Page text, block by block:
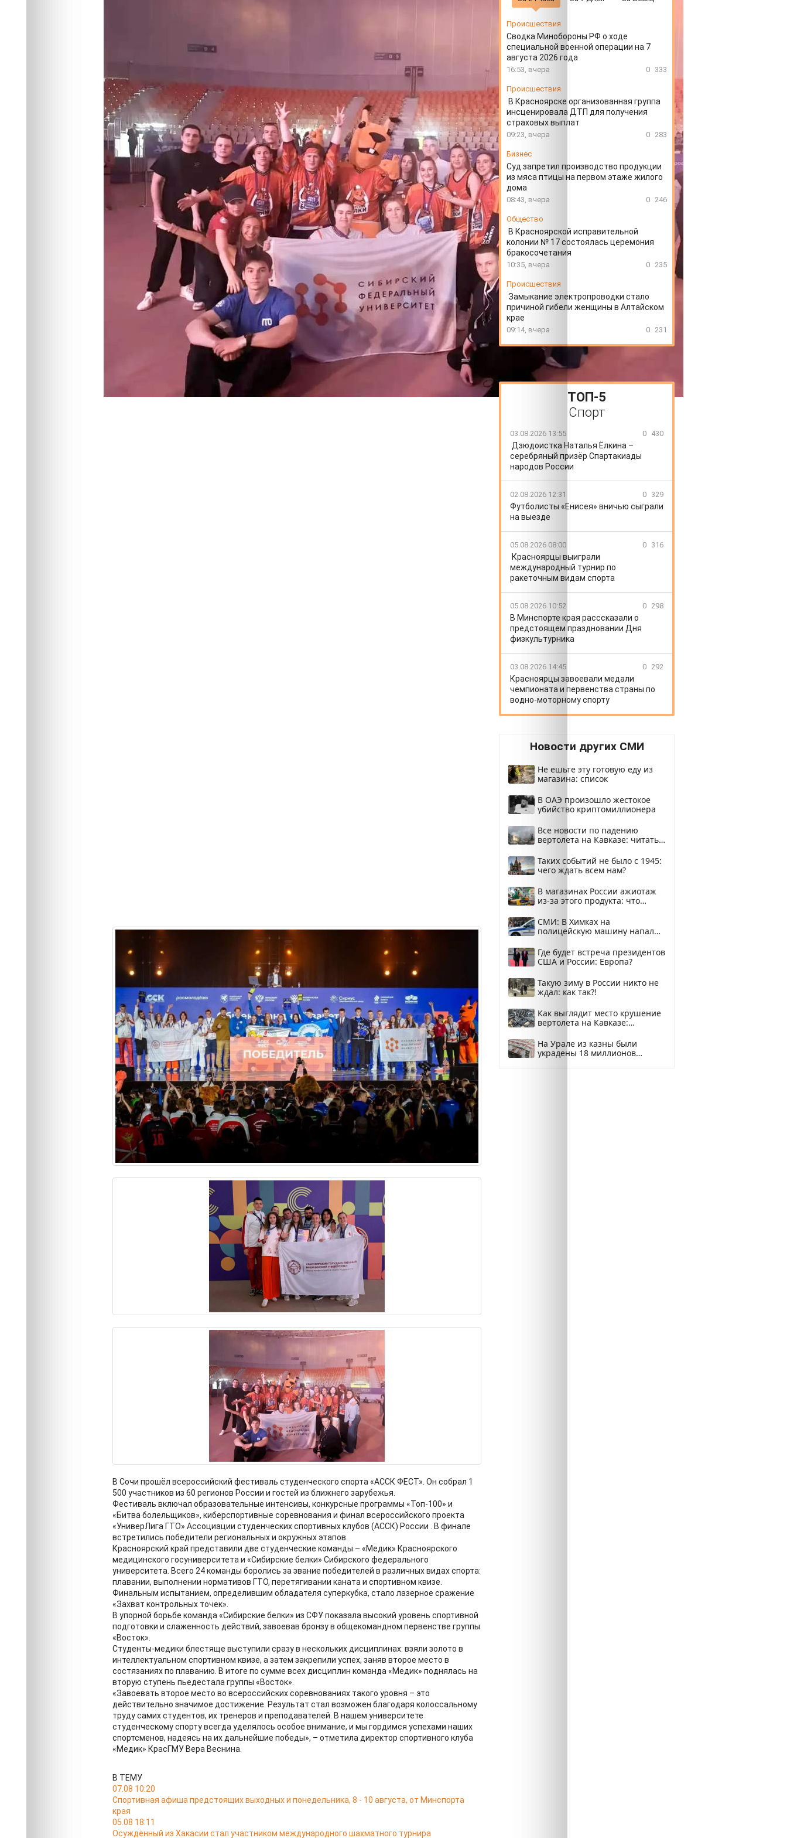
Спорт
13.05.2026 18:18439
В Сочи прошёл всероссийский фестиваль студенческого спорта «АССК ФЕСТ». Он собрал 1
500 участников из 60 регионов России и гостей из ближнего зарубежья.
Фестиваль включал образовательные интенсивы, конкурсные программы «Топ-100» и
«Битва болельщиков», киберспортивные соревнования и финал всероссийского проекта
«УниверЛига ГТО» Ассоциации студенческих спортивных клубов (АССК) России . В финале
встретились победители региональных и окружных этапов.
Красноярский край представили две студенческие команды – «Медик» Красноярского
медицинского госуниверситета и «Сибирские белки» Сибирского федерального
университета. Всего 24 команды боролись за звание победителей в различных видах спорта:
плавании, выполнении нормативов ГТО, перетягивании каната и спортивном квизе.
Финальным испытанием, определившим обладателя суперкубка, стало лазерное сражение
«Захват контрольных точек».
В упорной борьбе команда «Сибирские белки» из СФУ показала высокий уровень спортивной
подготовки и слаженность действий, завоевав бронзу в общекомандном первенстве группы
«Восток».
Студенты‑медики блестяще выступили сразу в нескольких дисциплинах: взяли золото в
интеллектуальном спортивном квизе, а затем закрепили успех, заняв второе место в
состязаниях по плаванию. В итоге по сумме всех дисциплин команда «Медик» поднялась на
вторую ступень пьедестала группы «Восток».
«Завоевать второе место во всероссийских соревнованиях такого уровня – это
действительно значимое достижение. Результат стал возможен благодаря колоссальному
труду самих студентов, их тренеров и преподавателей. В нашем университете
студенческому спорту всегда уделялось особое внимание, и мы гордимся успехами наших
спортсменов, надеясь на их дальнейшие победы», – отметила директор спортивного клуба
«Медик» КрасГМУ Вера Веснина.
В ТЕМУ
07.08 10:20
Спортивная афиша предстоящих выходных и понедельника, 8 - 10 августа, от Минспорта
края
05.08 18:11
Осуждённый из Хакасии стал участником международного шахматного турнира
Происшествия
Сводка Минобороны РФ о ходе
специальной военной операции на 7
августа 2026 года
16:53, вчера 0 333
Происшествия
В Красноярске организованная группа
инсценировала ДТП для получения
страховых выплат
09:23, вчера 0 283
Бизнес
Суд запретил производство продукции
из мяса птицы на первом этаже жилого
дома
08:43, вчера 0 246
Общество
В Красноярской исправительной
колонии № 17 состоялась церемония
бракосочетания
10:35, вчера 0 235
Происшествия
Замыкание электропроводки стало
причиной гибели женщины в Алтайском
крае
09:14, вчера 0 231
ТОП-5
Спорт
03.08.2026 13:55 0 430
Дзюдоистка Наталья Ёлкина –
серебряный призёр Спартакиады
народов России
02.08.2026 12:31 0 329
Футболисты «Енисея» вничью сыграли
на выезде
05.08.2026 08:00 0 316
Красноярцы выиграли
международный турнир по
ракеточным видам спорта
05.08.2026 10:52 0 298
В Минспорте края расссказали о
предстоящем праздновании Дня
физкультурника
03.08.2026 14:45 0 292
Красноярцы завоевали медали
чемпионата и первенства страны по
водно-моторному спорту
Новости других СМИ
Не ешьте эту готовую еду из
магазина: список
В ОАЭ произошло жестокое
убийство криптомиллионера
Все новости по падению
вертолета на Кавказе: читать
Таких событий не было с 1945:
чего ждать всем нам?
В магазинах России ажиотаж
из-за этого продукта: что
СМИ: В Химках на
полицейскую машину напали
Где будет встреча президентов
США и России: Европа?
Такую зиму в России никто не
ждал: как так?!
Как выглядит место крушение
вертолета на Кавказе:
На Урале из казны были
украдены 18 миллионов